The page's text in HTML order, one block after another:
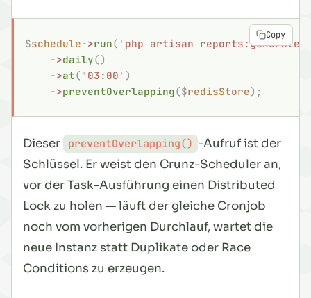
$schedule->run( ' php artisan reports:generate
    ->
daily()
    ->
at( ' 03:00 ' )
    ->
preventOverlapping($redisStore);
Copy
Dieser preventOverlapping() -Aufruf ist der
Schlüssel. Er weist den Crunz-Scheduler an,
vor der Task-Ausführung einen Distributed
Lock zu holen — läuft der gleiche Cronjob
noch vom vorherigen Durchlauf, wartet die
neue Instanz statt Duplikate oder Race
Conditions zu erzeugen.